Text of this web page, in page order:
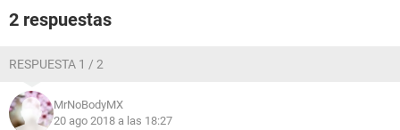
2 respuestas
RESPUESTA 1 / 2
MrNoBodyMX
20 ago 2018 a las 18:27